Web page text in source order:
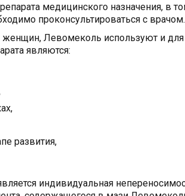
медицинского назначения, в
проконсультироваться с врачом.
Левомеколь используют и для
являются:
развития,
индивидуальная